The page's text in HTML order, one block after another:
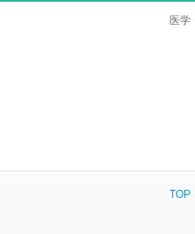
医学
TOP